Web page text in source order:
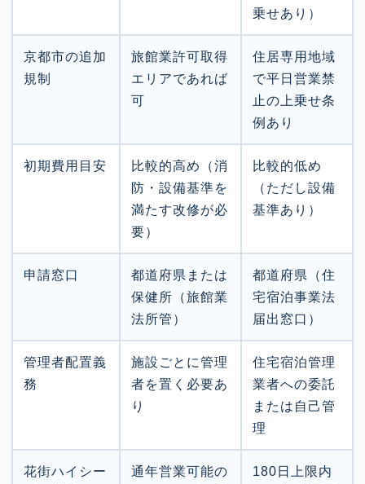
乗せあり）
京都市の追加
規制
旅館業許可取得
エリアであれば
可
住居専用地域
で平日営業禁
止の上乗せ条
例あり
初期費用目安
比較的高め（消
防・設備基準を
満たす改修が必
要）
比較的低め
（ただし設備
基準あり）
申請窓口
都道府県または
保健所（旅館業
法所管）
都道府県（住
宅宿泊事業法
届出窓口）
管理者配置義
務
施設ごとに管理
者を置く必要あ
り
住宅宿泊管理
業者への委託
または自己管
理
花街ハイシー
通年営業可能の
180日上限内